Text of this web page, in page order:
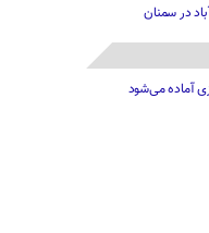
آماده می‌شود